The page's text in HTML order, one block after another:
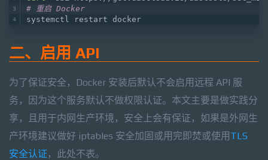
# 重启 Docker
systemctl restart docker
二、启用 API
为了保证安全，Docker 安装后默认不会启用远程 API 服
务，因为这个服务默认不做权限认证。本文主要是做实践分
享，且用于内网生产环境，安全上会有保证，如果是外网生
产环境建议做好 iptables 安全加固或用完即焚或使用 TLS
安全认证 ，此处不表。